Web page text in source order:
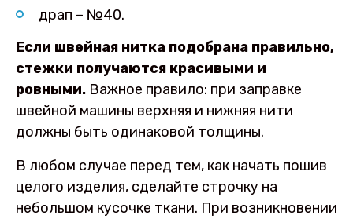
драп – №40.
Если швейная нитка подобрана правильно,
стежки получаются красивыми и
ровными. Важное правило: при заправке
швейной машины верхняя и нижняя нити
должны быть одинаковой толщины.
В любом случае перед тем, как начать пошив
целого изделия, сделайте строчку на
небольшом кусочке ткани. При возникновении